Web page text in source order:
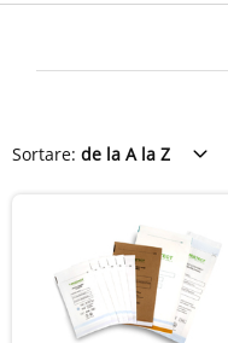
Sortare: de la A la Z